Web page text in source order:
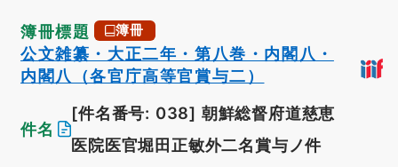
簿冊標題 簿冊
公文雑纂・大正二年・第八巻・内閣八・
内閣八（各官庁高等官賞与二）
件名
[件名番号: 038] 朝鮮総督府道慈恵
医院医官堀田正敏外二名賞与ノ件